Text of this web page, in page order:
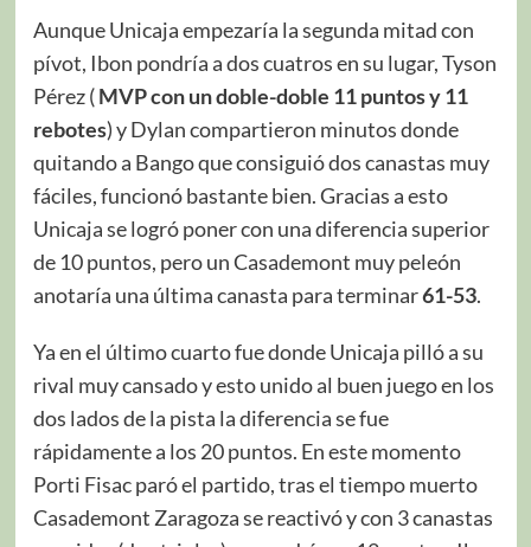
Aunque Unicaja empezaría la segunda mitad con
pívot, Ibon pondría a dos cuatros en su lugar, Tyson
Pérez (MVP con un doble-doble 11 puntos y 11
rebotes) y Dylan compartieron minutos donde
quitando a Bango que consiguió dos canastas muy
fáciles, funcionó bastante bien. Gracias a esto
Unicaja se logró poner con una diferencia superior
de 10 puntos, pero un Casademont muy peleón
anotaría una última canasta para terminar61-53.
Ya en el último cuarto fue donde Unicaja pilló a su
rival muy cansado y esto unido al buen juego en los
dos lados de la pista la diferencia se fue
rápidamente a los 20 puntos. En este momento
Porti Fisac paró el partido, tras el tiempo muerto
Casademont Zaragoza se reactivó y con 3 canastas